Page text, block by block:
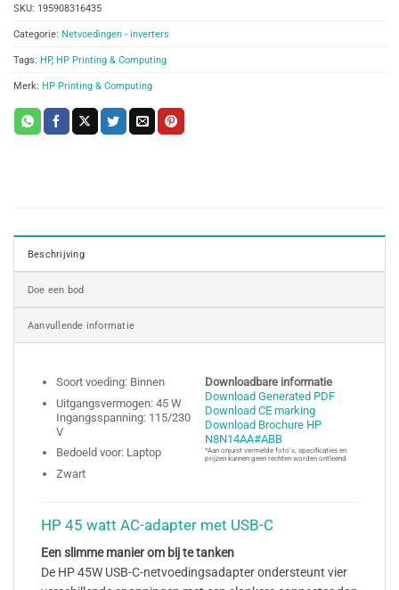
SKU: 195908316435
Categorie: Netvoedingen - inverters
Tags: HP, HP Printing & Computing
Merk: HP Printing & Computing
Beschrijving
Doe een bod
Aanvullende informatie
Soort voeding: Binnen
Uitgangsvermogen: 45 W
Ingangsspanning: 115/230
V
Bedoeld voor: Laptop
Zwart
Downloadbare informatie
Download Generated PDF
Download CE marking
Download Brochure HP
N8N14AA#ABB
*Aan onjuist vermelde foto’s, specificaties en
prijzen kunnen geen rechten worden ontleend
HP 45 watt AC-adapter met USB-C
Een slimme manier om bij te tanken
De HP 45W USB-C-netvoedingsadapter ondersteunt vier